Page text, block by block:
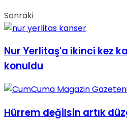
Sonraki
Nur Yerlitaş'a ikinci kez
konuldu
Hürrem değilsin artık